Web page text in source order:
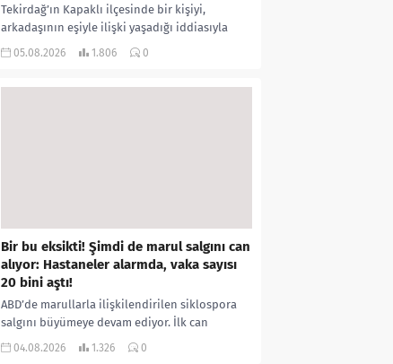
Tekirdağ’ın Kapaklı ilçesinde bir kişiyi,
arkadaşının eşiyle ilişki yaşadığı iddiasıyla
ormanlık alana götürerek zorla kadın
05.08.2026 1.806 0
Bir bu eksikti! Şimdi de marul salgını can
alıyor: Hastaneler alarmda, vaka sayısı
20 bini aştı!
ABD’de marullarla ilişkilendirilen siklospora
salgını büyümeye devam ediyor. İlk can
kayıplarının yaşandığı salgında vaka sayısının
04.08.2026 1.326 0